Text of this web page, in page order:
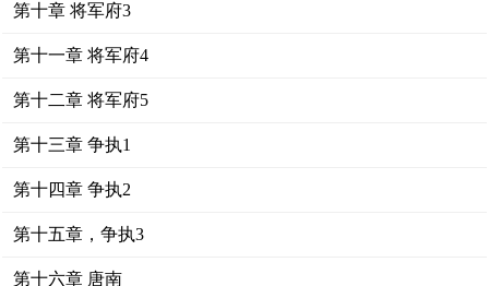
第十章 将军府3
第十一章 将军府4
第十二章 将军府5
第十三章 争执1
第十四章 争执2
第十五章，争执3
第十六章 唐南